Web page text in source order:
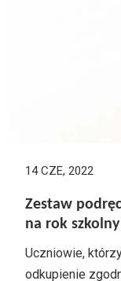
14 CZE, 2022
Zestaw
na rok
Uczniowie,
odkupienie